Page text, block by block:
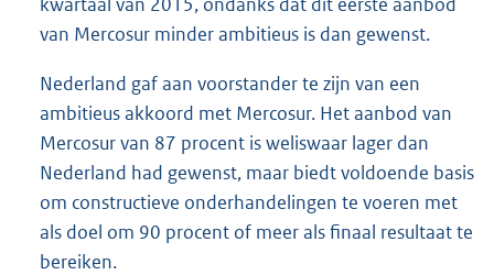
van Mercosur minder ambitieus is dan gewenst.
Nederland gaf aan voorstander te zijn van een
ambitieus akkoord met Mercosur. Het aanbod van
Mercosur van 87 procent is weliswaar lager dan
Nederland had gewenst, maar biedt voldoende basis
om constructieve onderhandelingen te voeren met
als doel om 90 procent of meer als finaal resultaat te
bereiken.